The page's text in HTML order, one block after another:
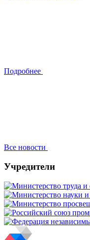
Подробнее
Все новости
Учредители